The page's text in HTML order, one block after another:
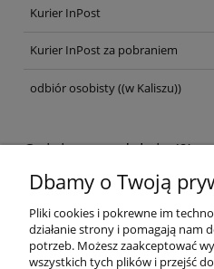
Kurier InPost
Kurier InPost za pobraniem
odbiór osobisty((w Kaliszu))
Opinie o produkcie (0)
Wyświetlane są wszystkie opinie
weryfikujemy, czy pochodzą one
produkt.
Dbamy o Twoją
Pliki cookies i pokrewne im
działanie strony i pomagają nam
potrzeb. Możesz zaakceptować
wszystkich tych plików i przejść